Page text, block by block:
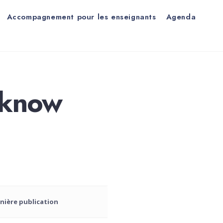
Accompagnement pour les enseignants Agenda
publication